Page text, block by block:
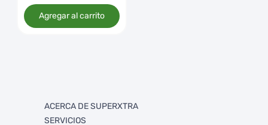
Agregar al carrito
ACERCA DE SUPERXTRA
Quienes somos
SERVICIOS